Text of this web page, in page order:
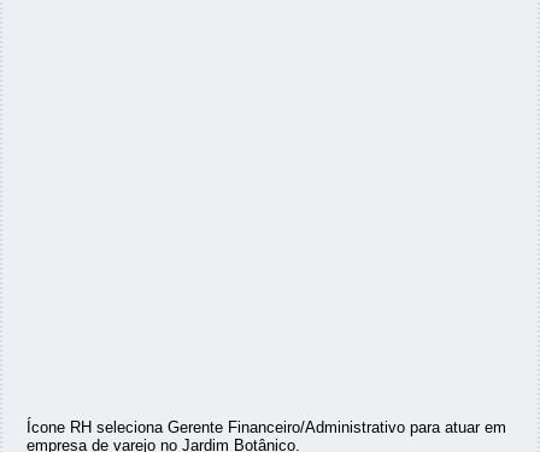
Ícone RH seleciona Gerente Financeiro/Administrativo para atuar em
empresa de varejo no Jardim Botânico.